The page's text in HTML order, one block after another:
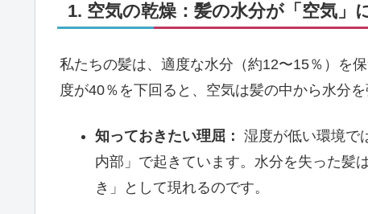
1. 空気の乾燥：髪の水分が「空気」
私たちの髪は、適度な水分（約12〜15％）を
度が40％を下回ると、空気は髪の中から水分
知っておきたい理屈： 湿度が低い環境で
内部」で起きています。水分を失った髪
き」として現れるのです。